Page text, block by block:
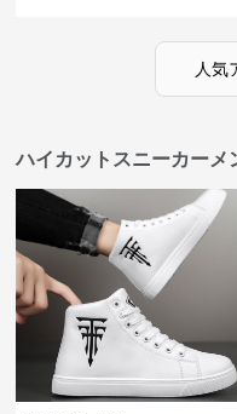
人気
ハイカットスニーカーメ